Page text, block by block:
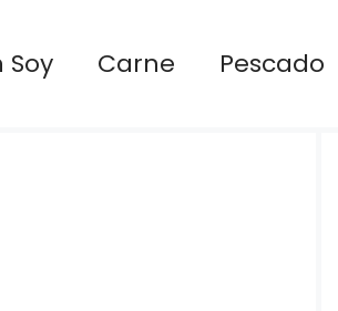
Soy Carne Pescado